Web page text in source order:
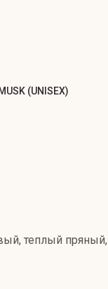
(UNISEX)
теплый пряный,